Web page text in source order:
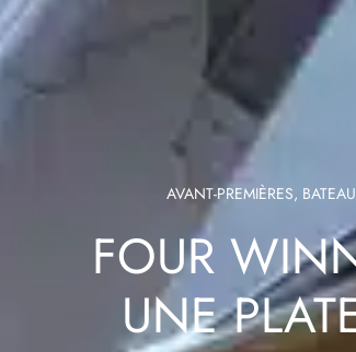
AVANT-PREMIÈRES,
FOUR
UNE